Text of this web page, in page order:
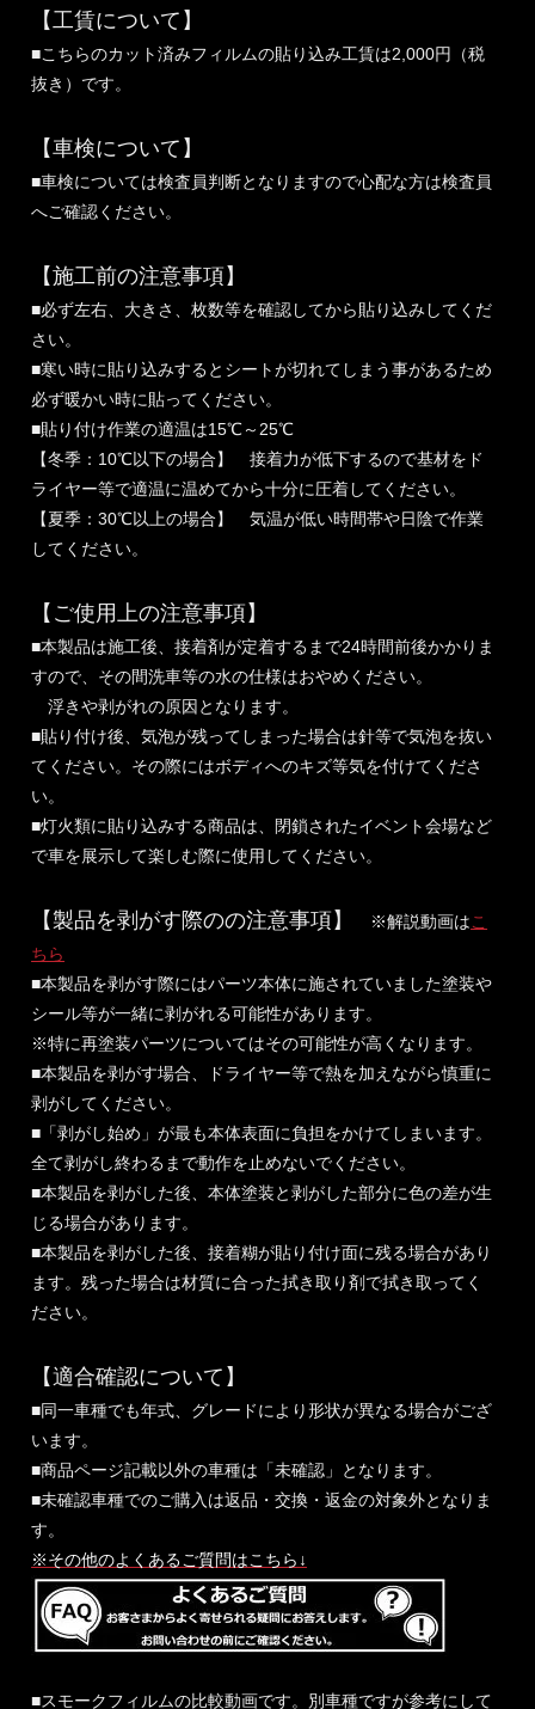
【工賃について】
■こちらのカット済みフィルムの貼り込み工賃は2,000円（税
抜き）です。
【車検について】
■車検については検査員判断となりますので心配な方は検査員
へご確認ください。
【施工前の注意事項】
■必ず左右、大きさ、枚数等を確認してから貼り込みしてくだ
さい。
■寒い時に貼り込みするとシートが切れてしまう事があるため
必ず暖かい時に貼ってください。
■貼り付け作業の適温は15℃～25℃
【冬季：10℃以下の場合】 接着力が低下するので基材をド
ライヤー等で適温に温めてから十分に圧着してください。
【夏季：30℃以上の場合】 気温が低い時間帯や日陰で作業
してください。
【ご使用上の注意事項】
■本製品は施工後、接着剤が定着するまで24時間前後かかりま
すので、その間洗車等の水の仕様はおやめください。
浮きや剥がれの原因となります。
■貼り付け後、気泡が残ってしまった場合は針等で気泡を抜い
てください。その際にはボディへのキズ等気を付けてくださ
い。
■灯火類に貼り込みする商品は、閉鎖されたイベント会場など
で車を展示して楽しむ際に使用してください。
【製品を剥がす際のの注意事項】 ※解説動画はこ
ちら
■本製品を剥がす際にはパーツ本体に施されていました塗装や
シール等が一緒に剥がれる可能性があります。
※特に再塗装パーツについてはその可能性が高くなります。
■本製品を剥がす場合、ドライヤー等で熱を加えながら慎重に
剥がしてください。
■「剥がし始め」が最も本体表面に負担をかけてしまいます。
全て剥がし終わるまで動作を止めないでください。
■本製品を剥がした後、本体塗装と剥がした部分に色の差が生
じる場合があります。
■本製品を剥がした後、接着糊が貼り付け面に残る場合があり
ます。残った場合は材質に合った拭き取り剤で拭き取ってく
ださい。
【適合確認について】
■同一車種でも年式、グレードにより形状が異なる場合がござ
います。
■商品ページ記載以外の車種は「未確認」となります。
■未確認車種でのご購入は返品・交換・返金の対象外となりま
す。
※その他のよくあるご質問はこちら↓
■スモークフィルムの比較動画です。別車種ですが参考にして